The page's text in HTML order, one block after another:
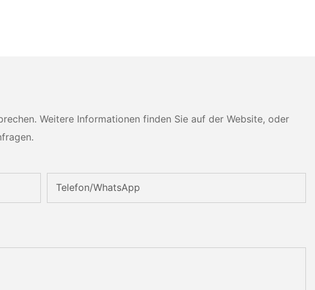
Weitere Informationen finden Sie auf der Website, oder
Telefon/WhatsApp